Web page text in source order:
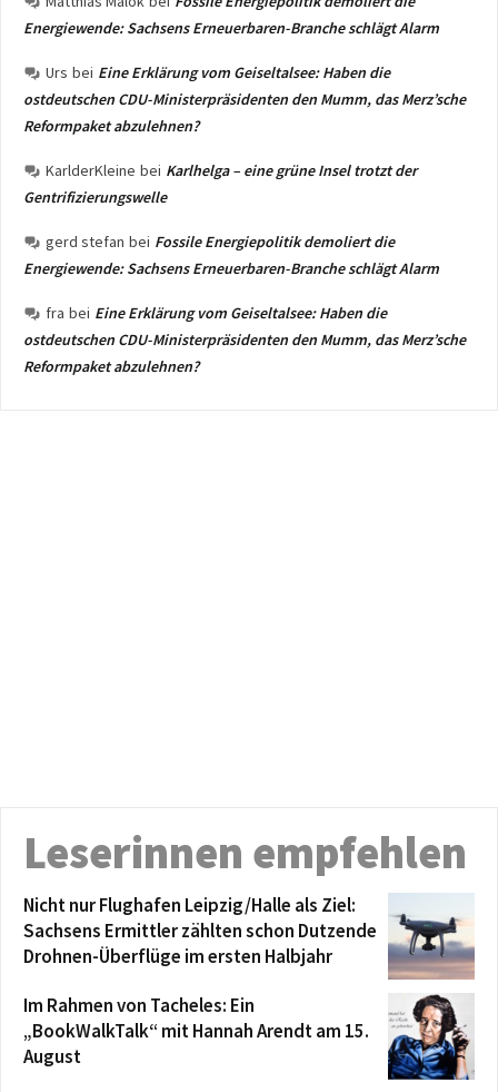
Energiewende: Sachsens Erneuerbaren-Branche schlägt Alarm
Urs bei Eine Erklärung vom Geiseltalsee: Haben die
ostdeutschen CDU-Ministerpräsidenten den Mumm, das Merz’sche
Reformpaket abzulehnen?
KarlderKleine bei Karlhelga – eine grüne Insel trotzt der
Gentrifizierungswelle
gerd stefan bei Fossile Energiepolitik demoliert die
Energiewende: Sachsens Erneuerbaren-Branche schlägt Alarm
fra bei Eine Erklärung vom Geiseltalsee: Haben die
ostdeutschen CDU-Ministerpräsidenten den Mumm, das Merz’sche
Reformpaket abzulehnen?
Leserinnen empfehlen
Nicht nur Flughafen Leipzig/Halle als Ziel:
Sachsens Ermittler zählten schon Dutzende
Drohnen-Überflüge im ersten Halbjahr
Im Rahmen von Tacheles: Ein
„BookWalkTalk“ mit Hannah Arendt am 15.
August